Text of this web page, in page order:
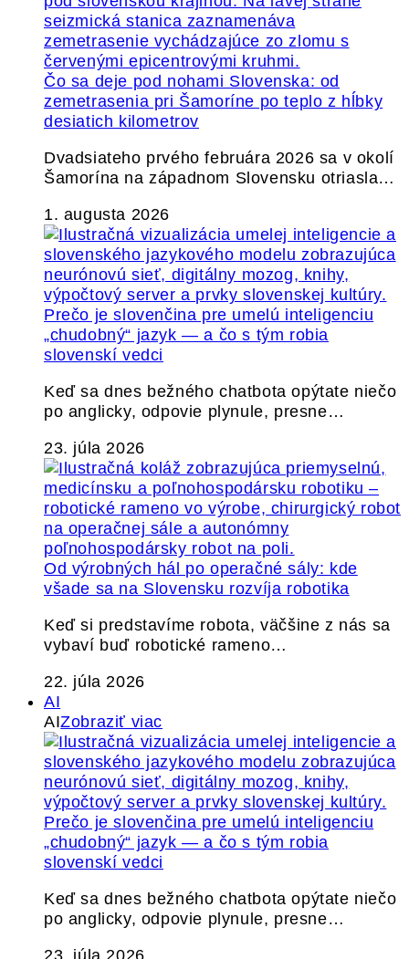
Čo sa deje pod nohami Slovenska: od
zemetrasenia pri Šamoríne po teplo z hĺbky
desiatich kilometrov
Dvadsiateho prvého februára 2026 sa v okolí
Šamorína na západnom Slovensku otriasla…
1. augusta 2026
Prečo je slovenčina pre umelú inteligenciu
„chudobný“ jazyk — a čo s tým robia
slovenskí vedci
Keď sa dnes bežného chatbota opýtate niečo
po anglicky, odpovie plynule, presne…
23. júla 2026
Od výrobných hál po operačné sály: kde
všade sa na Slovensku rozvíja robotika
Keď si predstavíme robota, väčšine z nás sa
vybaví buď robotické rameno…
22. júla 2026
AI
AIZobraziť viac
Prečo je slovenčina pre umelú inteligenciu
„chudobný“ jazyk — a čo s tým robia
slovenskí vedci
Keď sa dnes bežného chatbota opýtate niečo
po anglicky, odpovie plynule, presne…
23. júla 2026